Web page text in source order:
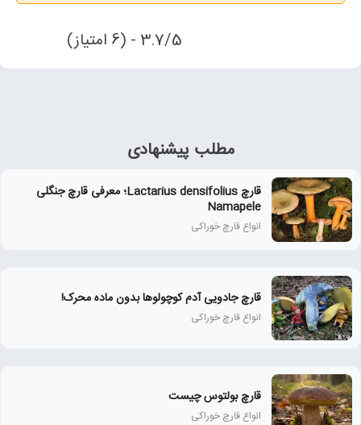
3.7/5 - (6 امتیاز)
مطلب پیشنهادی
قارچ Lactarius densifolius؛ معرفی قارچ جنگلی
Namapele
انواع قارچ خوراکی
قارچ جادویی آدم کوچولوها بدون ماده محرک!
انواع قارچ خوراکی
قارچ بولتوس چیست
انواع قارچ خوراکی